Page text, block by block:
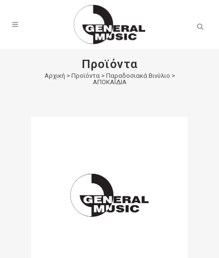
Προϊόντα
Αρχική > Προϊόντα> Παραδοσιακά Βινύλιο >
ΑΠΟΚΑΪΔΙΑ